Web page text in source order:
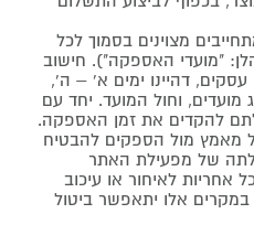
מצוינים בסמוך לכל
"מועדי האספקה"). חישוב
דהיינו ימים א' – ה',
וחול המועד. יחד עם
להקדים את זמן האספקה.
מאמץ מול הספקים להבטיח
של מפעילת האתר
אחריות לאיחור או עיכוב
אלו יתאפשר ביטול